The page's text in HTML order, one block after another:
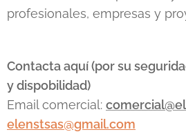
escalabilidad y
los costos
gigantes
dominan el
mercado:Cisco,
el líder histórico
con un
transportar
varios
de una
propia tarjeta
SIM de un
profesionales, empresas y
Contacta aquí (por su
y dispobilidad)
Email comercial:
elenstsas@gmail.com